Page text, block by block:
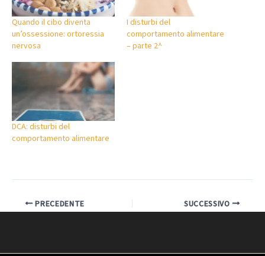
Quando il cibo diventa
un’ossessione: ortoressia
nervosa
I disturbi del
comportamento alimentare
– parte 2^
DCA: disturbi del
comportamento alimentare
PRECEDENTE SUCCESSIVO